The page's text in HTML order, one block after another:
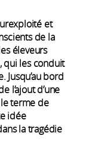
et
de la
éleveurs
qui les conduit
Jusqu’au bord
l’ajout d’une
terme de
idée
la tragédie